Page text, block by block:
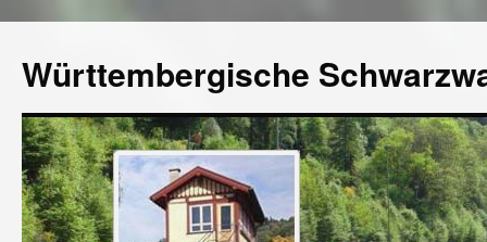
Württembergische